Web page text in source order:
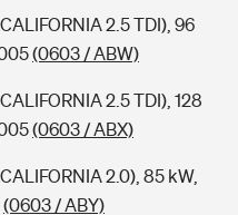
2.5 TDI), 96
(0603 / ABW)
2.5 TDI), 128
(0603 / ABX)
2.0), 85 kW,
(0603 / ABY)